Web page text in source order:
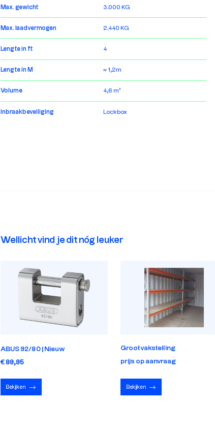
Max. gewicht 3.000 KG
Max. laadvermogen 2.440 KG
Lengte in ft 4
Lengte in M ≈ 1,2m
Volume 4,6 m³
Inbraakbeveiliging Lockbox
Wellicht vind je dit nóg leuker
ABUS 92/80 | Nieuw
€ 89,95
Bekijken
Grootvakstelling
prijs op aanvraag
Bekijken